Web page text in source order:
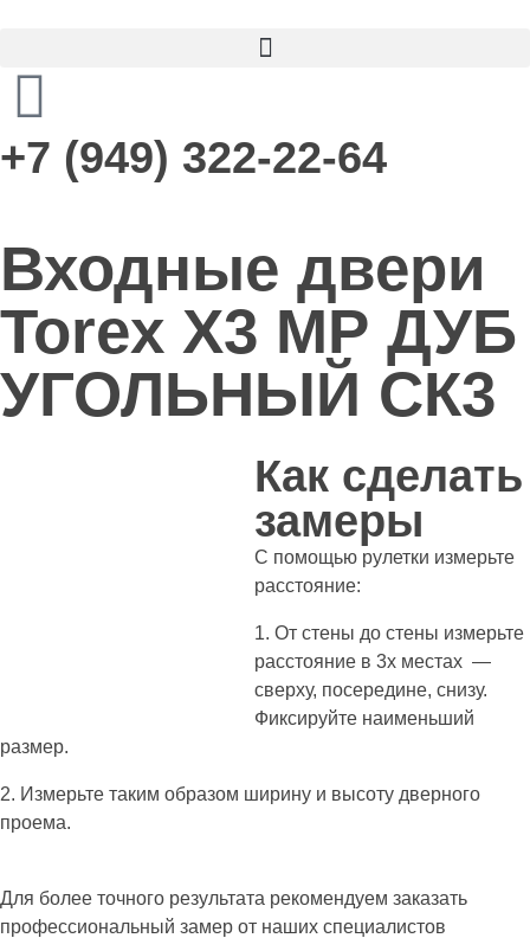
+7 (949) 322-22-64
Входные двери
Torex Х3 МР ДУБ
УГОЛЬНЫЙ СК3
Как сделать
замеры
С помощью рулетки измерьте
расстояние:
1. От стены до стены измерьте
расстояние в 3х местах —
сверху, посередине, снизу.
Фиксируйте наименьший
размер.
2. Измерьте таким образом ширину и высоту дверного
проема.
Для более точного результата рекомендуем заказать
профессиональный замер от наших специалистов